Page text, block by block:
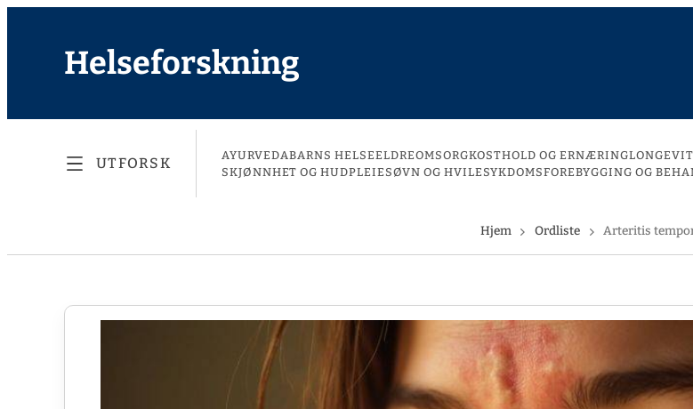
Helseforskning
UTFORSK AYURVEDABARNS HELSEELDREOMSORGKOSTHOLD OG ERNÆRING
SKJØNNHET OG HUDPLEIE SØVN OG HVILE SYKDOMSFOREBYGGING OG
Hjem Ordliste Arteritis